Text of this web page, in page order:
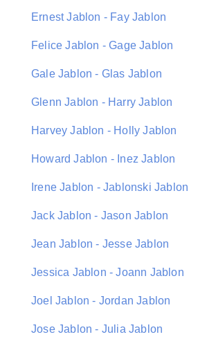
Ernest Jablon - Fay Jablon
Felice Jablon - Gage Jablon
Gale Jablon - Glas Jablon
Glenn Jablon - Harry Jablon
Harvey Jablon - Holly Jablon
Howard Jablon - Inez Jablon
Irene Jablon - Jablonski Jablon
Jack Jablon - Jason Jablon
Jean Jablon - Jesse Jablon
Jessica Jablon - Joann Jablon
Joel Jablon - Jordan Jablon
Jose Jablon - Julia Jablon